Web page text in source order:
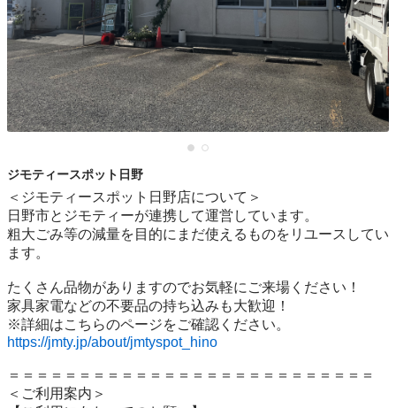
ジモティースポット日野
＜ジモティースポット日野店について＞
日野市とジモティーが連携して運営しています。
粗⼤ごみ等の減量を⽬的にまだ使えるものをリユースしてい
ます。
たくさん品物がありますのでお気軽にご来場ください！
家具家電などの不要品の持ち込みも大歓迎！
https://jmty.jp/about/jmtyspot_hino
＝＝＝＝＝＝＝＝＝＝＝＝＝＝＝＝＝＝＝＝＝＝＝＝＝＝
＜ご利用案内＞